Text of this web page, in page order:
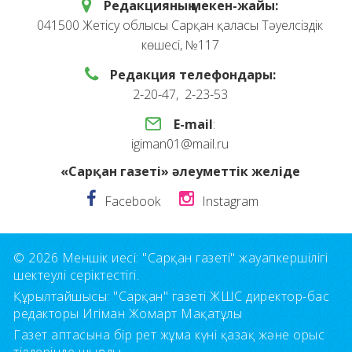
Редакцияның мекен-жайы:
041500 Жетісу облысы Сарқан қаласы Тәуелсіздік
көшесі, №117
Редакция телефондары:
2-20-47, 2-23-53
E-mail:
igiman01@mail.ru
«Сарқан газеті» әлеуметтік желіде
Facebook
Instagram
© 2026 Меншік иесі: "Сарқан газеті" жауапкершілігі
шектеулі серіктестігі.
Құрылтайшысы: "Сарқан" газеті ЖШС директор-бас
редакторы Игіман Жомарт Мақатұлы
Газет аптасына бір рет жұма күні қазақ және орыс